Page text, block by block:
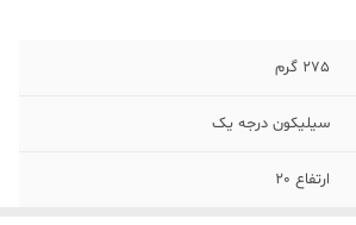
275 گرم
سیلیکون درجه یک
ارتفاع 20